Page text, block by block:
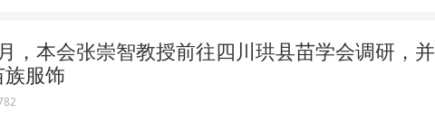
，本会张崇智教授前往四川珙县苗学会调研，并
服饰